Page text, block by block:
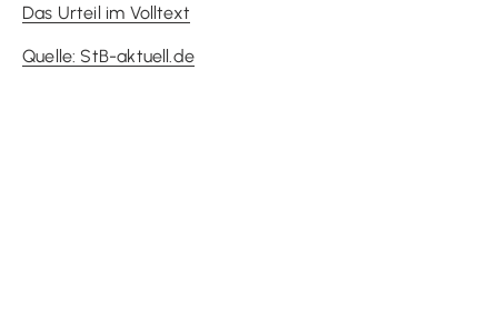
Das Urteil im Volltext
Quelle: StB-aktuell.de